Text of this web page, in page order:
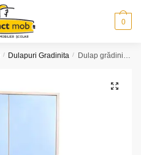
0
/ Dulapuri Gradinita / Dulap grădiniță 2 uși (model K30)
🔍